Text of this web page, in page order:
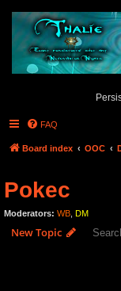
FAQ
Board index OOC
Pokec
Moderators: WB DM
New Topic